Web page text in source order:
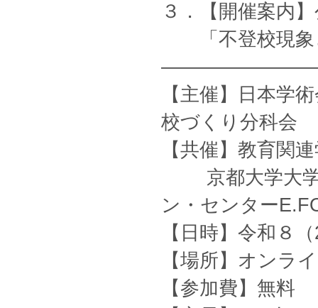
３．【開催案内
「不登校現象
【主催】日本学
校づくり分科会
【共催】教育関
京都大学大学
ン・センター
【日時】令和８
【場所】オンラ
【参加費】無料